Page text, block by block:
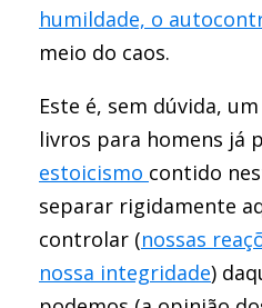
humildade, o
meio do caos.
Este é, sem dúvida,
livros para homens já
estoicismo contido
separar rigidamente
controlar (nossas
nossa integridade)